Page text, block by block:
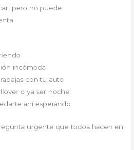
pero no puede.
incómoda
con tu auto
o ya ser noche
ahí esperando
urgente que todos hacen en